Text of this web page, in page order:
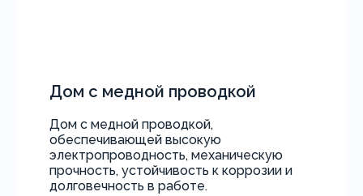
Дом с медной проводкой
Дом с медной проводкой,
обеспечивающей высокую
электропроводность, механическую
прочность, устойчивость к коррозии и
долговечность в работе.